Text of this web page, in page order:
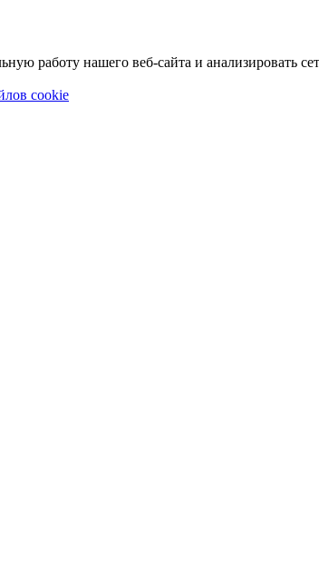
работу нашего веб-сайта и анализировать
cookie